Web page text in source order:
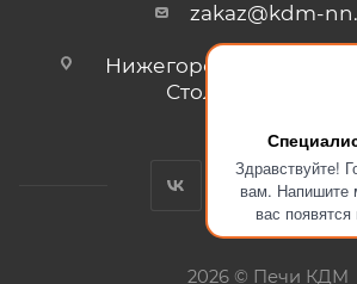
Здравствуйте!
вам. Напишите
вас
zakaz@kdm-
Нижегородская обл., г.
Столбищенская,
2026 © Печи КДМ